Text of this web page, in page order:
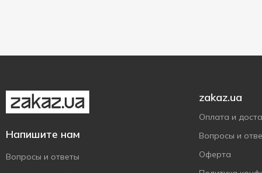
Напишите нам
Вопросы и ответы
zakaz.ua
Оплата и
Вопросы и
Оферта